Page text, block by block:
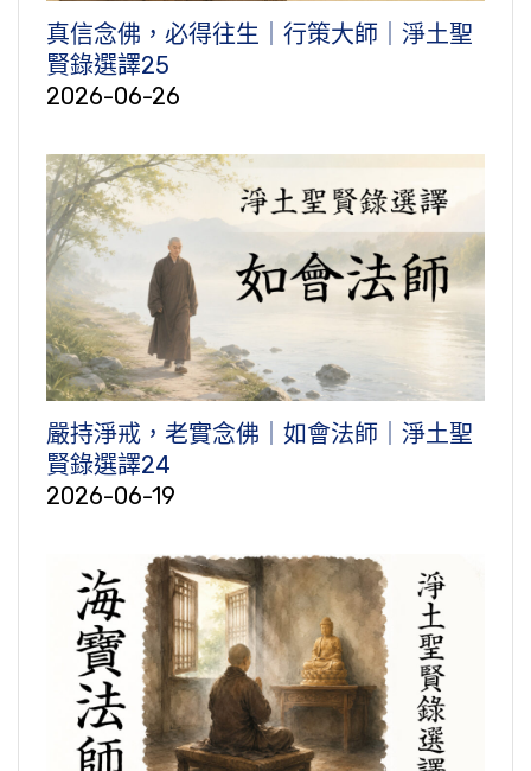
真信念佛，必得往生｜行策大師｜淨土聖
賢錄選譯25
2026-06-26
嚴持淨戒，老實念佛｜如會法師｜淨土聖
賢錄選譯24
2026-06-19